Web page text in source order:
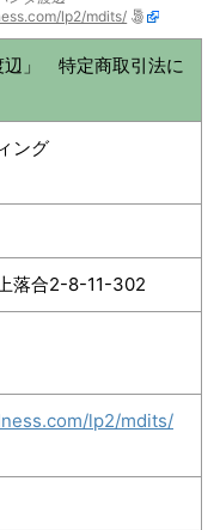
lp2/mdits/
辺」 特定商取引法に
ング
落合2-8-11-302
lp2/mdits/